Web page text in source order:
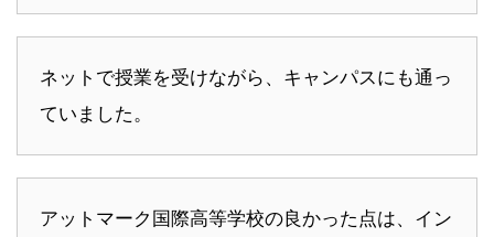
ネットで授業を受けながら、キャンパスにも通っ
ていました。
アットマーク国際高等学校の良かった点は、イン